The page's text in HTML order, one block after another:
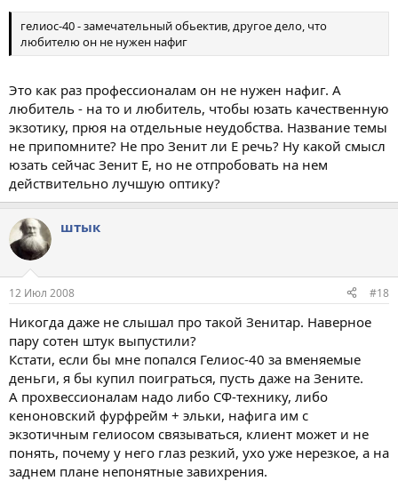
гелиос-40 - замечательный обьектив, другое дело, что
любителю он не нужен нафиг
Это как раз профессионалам он не нужен нафиг. А
любитель - на то и любитель, чтобы юзать качественную
экзотику, прюя на отдельные неудобства. Название темы
не припомните? Не про Зенит ли Е речь? Ну какой смысл
юзать сейчас Зенит Е, но не отпробовать на нем
действительно лучшую оптику?
штык
12 Июл 2008 #18
Никогда даже не слышал про такой Зенитар. Наверное
пару сотен штук выпустили?
Кстати, если бы мне попался Гелиос-40 за вменяемые
деньги, я бы купил поиграться, пусть даже на Зените.
А прохвессионалам надо либо СФ-технику, либо
кеноновский фурфрейм + эльки, нафига им с
экзотичным гелиосом связываться, клиент может и не
понять, почему у него глаз резкий, ухо уже нерезкое, а на
заднем плане непонятные завихрения.